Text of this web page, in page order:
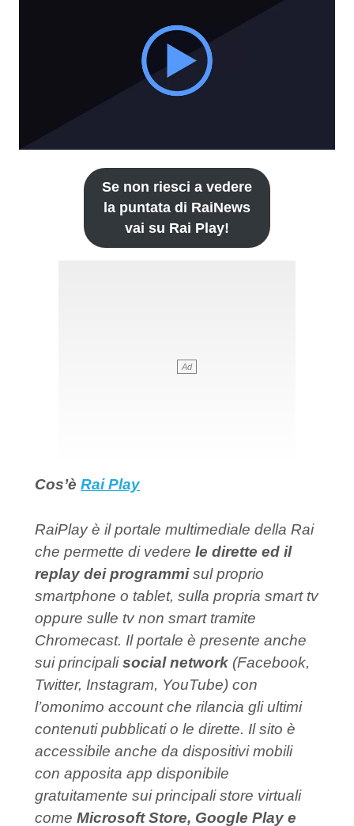
Se non riesci a vedere
la puntata di RaiNews
vai su Rai Play!
Cos’è Rai Play
RaiPlay è il portale multimediale della Rai
che permette di vedere le dirette ed il
replay dei programmisul proprio
smartphone o tablet, sulla propria smart tv
oppure sulle tv non smart tramite
Chromecast. Il portale è presente anche
sui principalisocial network (Facebook,
Twitter, Instagram, YouTube) con
l’omonimo account che rilancia gli ultimi
contenuti pubblicati o le dirette. Il sito è
accessibile anche da dispositivi mobili
con apposita app disponibile
gratuitamente sui principali store virtuali
come Microsoft Store, Google Play e